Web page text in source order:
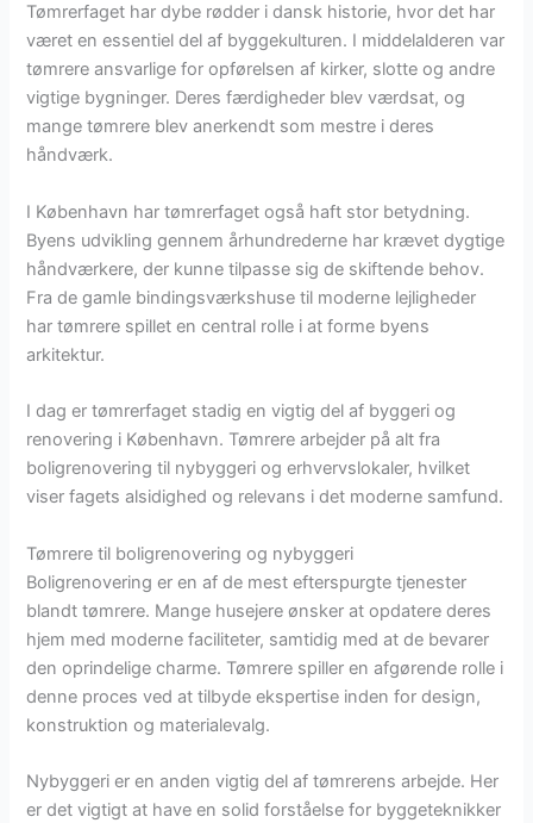
Tømrerfaget har dybe rødder i dansk historie, hvor det har
været en essentiel del af byggekulturen. I middelalderen var
tømrere ansvarlige for opførelsen af kirker, slotte og andre
vigtige bygninger. Deres færdigheder blev værdsat, og
mange tømrere blev anerkendt som mestre i deres
håndværk.
I København har tømrerfaget også haft stor betydning.
Byens udvikling gennem århundrederne har krævet dygtige
håndværkere, der kunne tilpasse sig de skiftende behov.
Fra de gamle bindingsværkshuse til moderne lejligheder
har tømrere spillet en central rolle i at forme byens
arkitektur.
I dag er tømrerfaget stadig en vigtig del af byggeri og
renovering i København. Tømrere arbejder på alt fra
boligrenovering til nybyggeri og erhvervslokaler, hvilket
viser fagets alsidighed og relevans i det moderne samfund.
Tømrere til boligrenovering og nybyggeri
Boligrenovering er en af de mest efterspurgte tjenester
blandt tømrere. Mange husejere ønsker at opdatere deres
hjem med moderne faciliteter, samtidig med at de bevarer
den oprindelige charme. Tømrere spiller en afgørende rolle i
denne proces ved at tilbyde ekspertise inden for design,
konstruktion og materialevalg.
Nybyggeri er en anden vigtig del af tømrerens arbejde. Her
er det vigtigt at have en solid forståelse for byggeteknikker